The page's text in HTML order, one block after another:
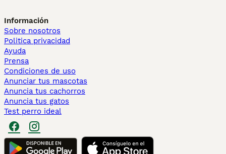
Información
Sobre nosotros
Politica privacidad
Ayuda
Prensa
Condiciones de uso
Anunciar tus mascotas
Anuncia tus cachorros
Anuncia tus gatos
Test perro ideal